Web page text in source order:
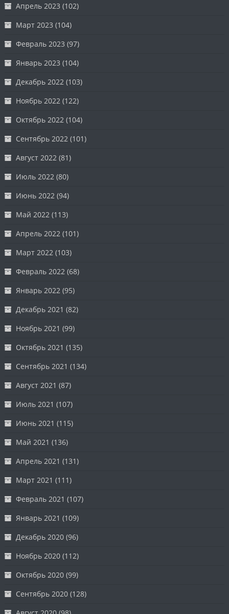
Апрель 2023 (102)
Март 2023 (104)
Февраль 2023 (97)
Январь 2023 (104)
Декабрь 2022 (103)
Ноябрь 2022 (122)
Октябрь 2022 (104)
Сентябрь 2022 (101)
Август 2022 (81)
Июль 2022 (80)
Июнь 2022 (94)
Май 2022 (113)
Апрель 2022 (101)
Март 2022 (103)
Февраль 2022 (68)
Январь 2022 (95)
Декабрь 2021 (82)
Ноябрь 2021 (99)
Октябрь 2021 (135)
Сентябрь 2021 (134)
Август 2021 (87)
Июль 2021 (107)
Июнь 2021 (115)
Май 2021 (136)
Апрель 2021 (131)
Март 2021 (111)
Февраль 2021 (107)
Январь 2021 (109)
Декабрь 2020 (96)
Ноябрь 2020 (112)
Октябрь 2020 (99)
Сентябрь 2020 (128)